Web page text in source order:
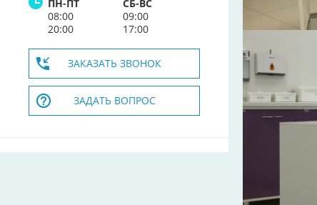
ПН-ПТ
СБ-ВС
08:00
20:00
09:00
17:00
ЗАКАЗАТЬ ЗВОНОК
ЗАДАТЬ ВОПРОС